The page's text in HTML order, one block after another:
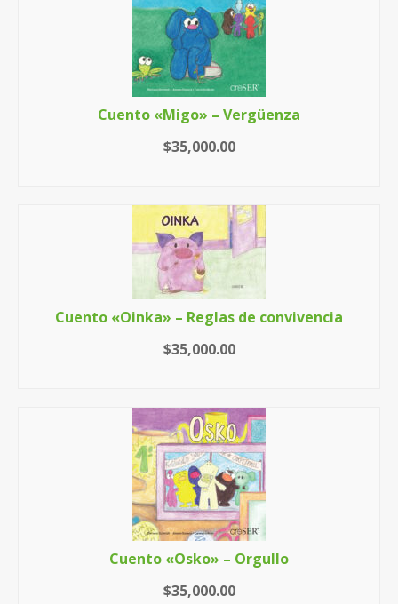
Cuento «Migo» – Vergüenza
$35,000.00
Cuento «Oinka» – Reglas de convivencia
$35,000.00
Cuento «Osko» – Orgullo
$35,000.00